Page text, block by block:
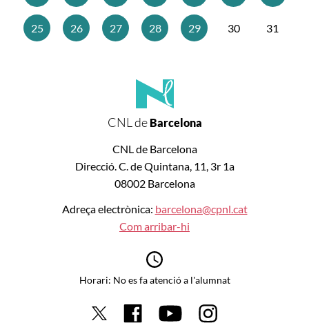
25 26 27 28 29 30 31
CNL deBarcelona
CNL de Barcelona
Direcció. C. de Quintana, 11, 3r 1a
08002 Barcelona
Adreça electrònica: barcelona@cpnl.cat
Com arribar-hi
Horari: No es fa atenció a l'alumnat